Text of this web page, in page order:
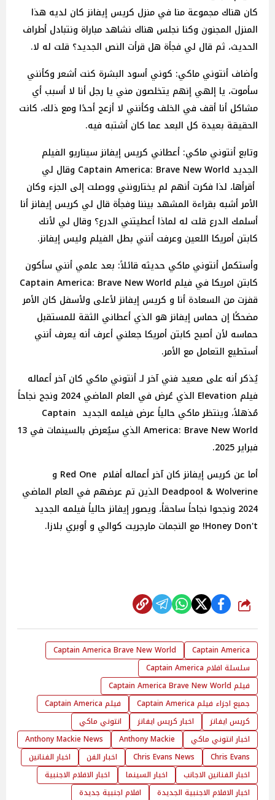
كان هناك مجموعة منا في منزل كريس إيفانز كان لديه هذا
المنزل المجنون وكنا نجلس هناك نشاهد مباراة ونتبادل أطراف
الحديث، ثم قال لي فجأة هل قرأت النص الجديد؟ قلت له لا.
وأضاف أنتوني ماكي: كوني أسود البشرة كنت أشعر وكأنني
سأموت، يا إلهي إنهم يتخلصون مني يا رجل أنا لا أسبب أي
مشاكل أنا أقف في الخلف وكأنني لا أزعج أحدًا ومع ذلك، كانت
الحقيقة بعيدة كل البعد عما كان أشتبه فيه.
وتابع أنتوني ماكي: أعطاني كريس إيفانز سيناريو الفيلم
الجديد Captain America: Brave New World وقال لي
أقرأها، لذا فكرت أنهم لم يختارونني ووصلت إلى الجزء وكان
الأمر أشبه بقراءة المشهد بيننا وفجأة قال لي كريس إيفانز أنا
أسلمك الدرع قلت له لماذا أعطيتني الدرع؟ وقال لي لأنك
كابتن أمريكا اللعين وعرفت أنني بطل الفيلم وليس إيفانز.
وأستكمل أنتوني ماكي حديثه قائلاً: بعد علمي أنني سأكون
كابتن امريكا في فيلم Captain America: Brave New World
قفزت من السعادة أنا و كريس إيفانز لأعلى ولأسفل كان الأمر
مضحكًا إن حماس إيفانز هو الذي أعطاني الثقة للمستقبل
حماسه لأن أصبح كابتن أمريكا جعلني أعرف أنه يعرف أنني
أستطيع التعامل مع الأمر.
يُذكر أنه على صعيد فني آخر لـ أنتوني ماكي كان آخر أعماله
فيلم Elevation الذي عُرض في العام الماضي 2024 ونجح نجاحاً
مُذهلاً، وينتظر ماكي حالياً عرض فيلمه الجديد Captain
America: Brave New World الذي سيُعرض بالسينمات في 13
فبراير 2025.
أما عن كريس إيفانز كان آخر أعماله أفلام Red One و
Deadpool & Wolverine الذين تم عرضهم في العام الماضي
2024 ونجحوا نجاحاً ساحقاً، ويصور إيفانز حالياً فيلمه الجديد
Honey Don't! مع النجمات مارجريت كوالي و أوبري بلازا.
شارك
Captain America
Captain America Brave New World
سلسلة افلام Captain America
فيلم Captain America Brave New World
جميع اجزاء فيلم Captain America
فيلم Captain America
كريس ايفانز
اخبار كريس ايفانز
انتوني ماكي
اخبار انتوني ماكي
Anthony Mackie
Anthony Mackie News
Chris Evans
Chris Evans News اخبار الفن
اخبار الفنانين
اخبار الفنانين الاجانب
اخبار السينما
اخبار الافلام الاجنبية
اخبار الافلام الاجنبية الجديدة
افلام اجنبية جديدة